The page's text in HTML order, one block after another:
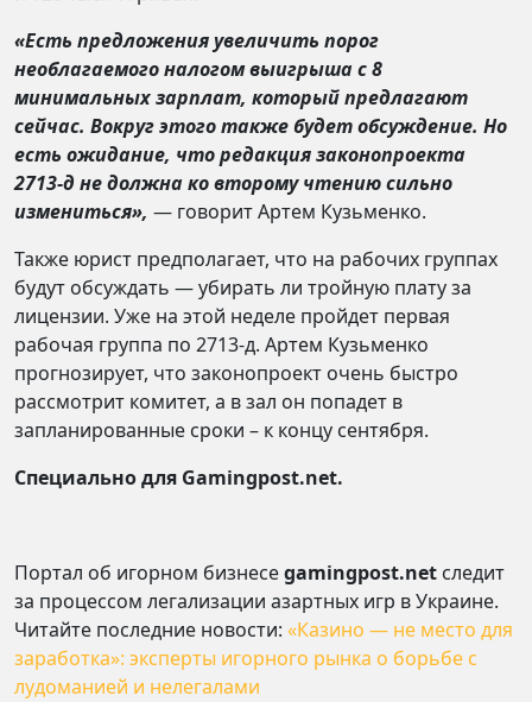
«Есть предложения увеличить порог
необлагаемого налогом выигрыша с 8
минимальных зарплат, который предлагают
сейчас. Вокруг этого также будет обсуждение. Но
есть ожидание, что редакция законопроекта
2713-д не должна ко второму чтению сильно
измениться», — говорит Артем Кузьменко.
Также юрист предполагает, что на рабочих группах
будут обсуждать — убирать ли тройную плату за
лицензии. Уже на этой неделе пройдет первая
рабочая группа по 2713-д. Артем Кузьменко
прогнозирует, что законопроект очень быстро
рассмотрит комитет, а в зал он попадет в
запланированные сроки – к концу сентября.
Специально для Gamingpost.net.
Портал об игорном бизнесеgamingpost.net следит
за процессом легализации азартных игр в Украине.
Читайте последние новости: «Казино — не место для
заработка»: эксперты игорного рынка о борьбе с
лудоманией и нелегалами